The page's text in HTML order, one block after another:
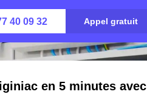
40 09 32 Appel gratuit
en 5 minutes avec